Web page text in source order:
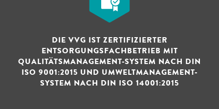
DIE VVG IST ZERTIFIZIERTER
ENTSORGUNGSFACHBETRIEB MIT
QUALITÄTSMANAGEMENT-SYSTEM NACH DIN
ISO 9001:2015 UND UMWELTMANAGEMENT-
SYSTEM NACH DIN ISO 14001:2015